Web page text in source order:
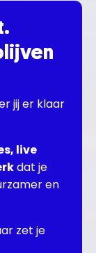
jij er klaar
live
dat je
en
zet je